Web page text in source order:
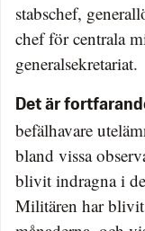
stabschef,
chef för centrala
generalsekretariat.
Det är
befälhavare
bland vissa
blivit indragna i
Militären har blivit